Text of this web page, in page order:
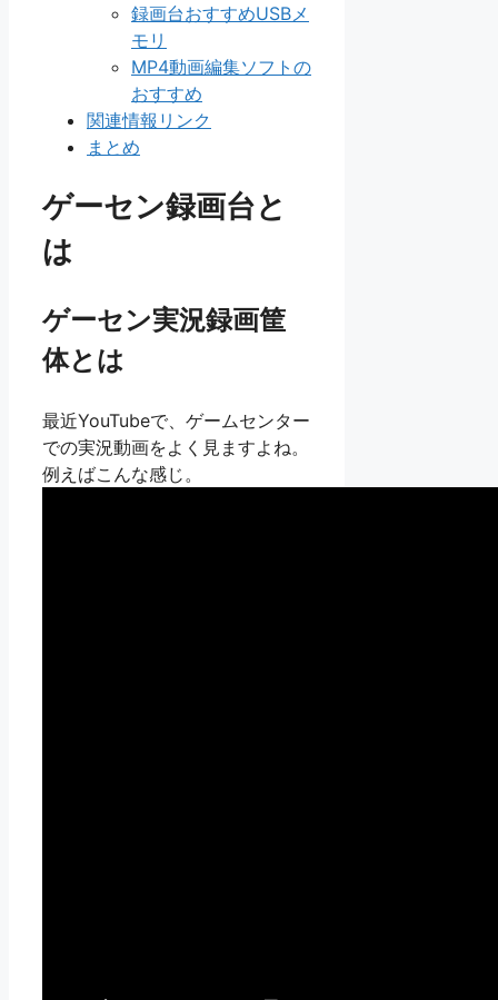
録画台おすすめUSBメ
モリ
MP4動画編集ソフトの
おすすめ
関連情報リンク
まとめ
ゲーセン録画台と
は
ゲーセン実況録画筐
体とは
最近YouTubeで、ゲームセンター
での実況動画をよく見ますよね。
例えばこんな感じ。